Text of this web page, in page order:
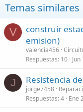
Temas similares
V
construir
emision)
valencia456
Respuestas 10
J Resistencia
jorge7458
Respuestas 4 Ene